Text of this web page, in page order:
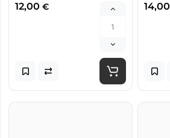
12,00 € 14,00